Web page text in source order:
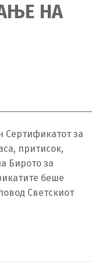
НА
Сертификатот за
притисок,
Бирото за
беше
Светскиот